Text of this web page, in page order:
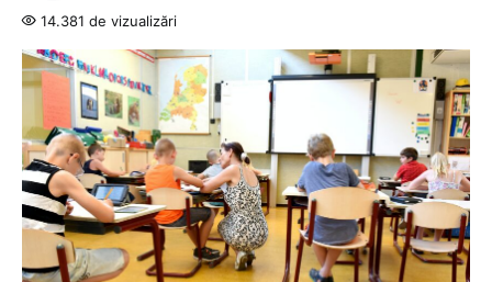
14.381 de vizualizări